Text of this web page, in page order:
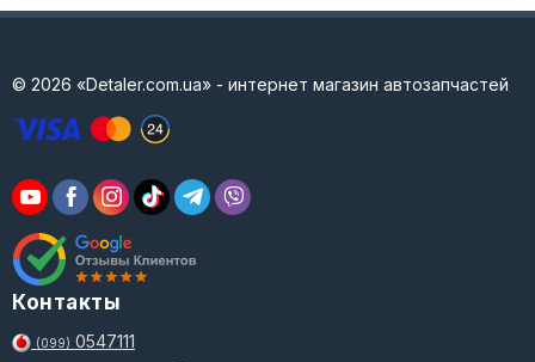
© 2026 «Detaler.com.ua» - интернет магазин автозапчастей
Контакты
(099) 0547111